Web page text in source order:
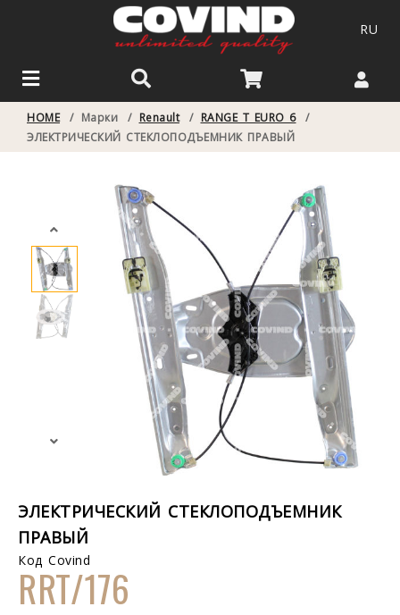
RU
HOME / Марки / Renault / RANGE T EURO 6
/
ЭЛЕКТРИЧЕСКИЙ СТЕКЛОПОДЪЕМНИК ПРАВЫЙ
ЭЛЕКТРИЧЕСКИЙ СТЕКЛОПОДЪЕМНИК
ПРАВЫЙ
Код Covind
RRT/176